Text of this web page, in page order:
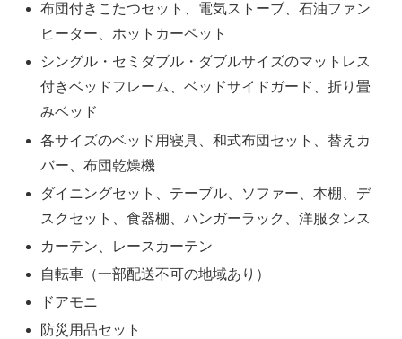
布団付きこたつセット、電気ストーブ、石油ファン
ヒーター、ホットカーペット
シングル・セミダブル・ダブルサイズのマットレス
付きベッドフレーム、ベッドサイドガード、折り畳
みベッド
各サイズのベッド用寝具、和式布団セット、替えカ
バー、布団乾燥機
ダイニングセット、テーブル、ソファー、本棚、デ
スクセット、食器棚、ハンガーラック、洋服タンス
カーテン、レースカーテン
自転車（一部配送不可の地域あり）
ドアモニ
防災用品セット